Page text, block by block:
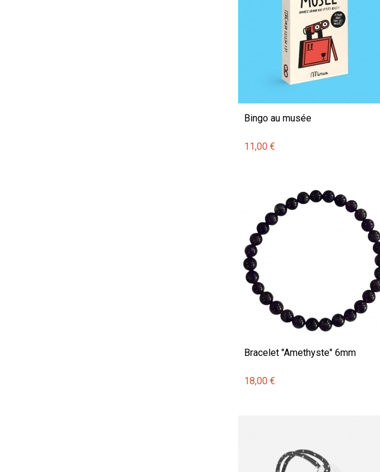
Bingo au musée
11,00 €
Bracelet "Amethyste" 6mm
18,00 €